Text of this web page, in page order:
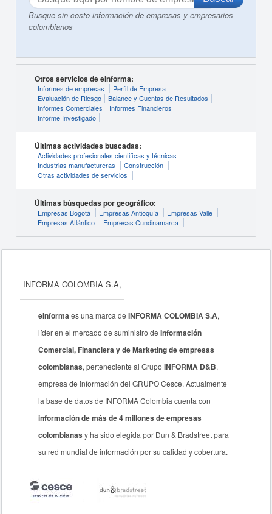
Busque sin costo información de empresas y empresarios
colombianos
Otros servicios de eInforma:
Informes de empresas
Perfil de Empresa
Evaluación de Riesgo
Balance y Cuentas de Resultados
Informes Comerciales
Informes Financieros
Informe Investigado
Últimas actividades buscadas:
Actividades profesionales cientificas y técnicas
Industrias manufactureras
Construcción
Otras actividades de servicios
Últimas búsquedas por geográfico:
Empresas Bogotá Empresas Antioquía
Empresas Valle
Empresas Atlántico
Empresas Cundinamarca
INFORMA COLOMBIA S.A,
eInformaes una marca deINFORMA COLOMBIA S.A,
líder en el mercado de suministro deInformación
Comercial, Financiera y de Marketing de empresas
colombianas, perteneciente al GrupoINFORMA D&B,
empresa de información del GRUPO Cesce. Actualmente
la base de datos de INFORMA Colombia cuenta con
información de más de 4 millones de empresas
colombianas y ha sido elegida por Dun & Bradstreet para
su red mundial de información por su calidad y cobertura.